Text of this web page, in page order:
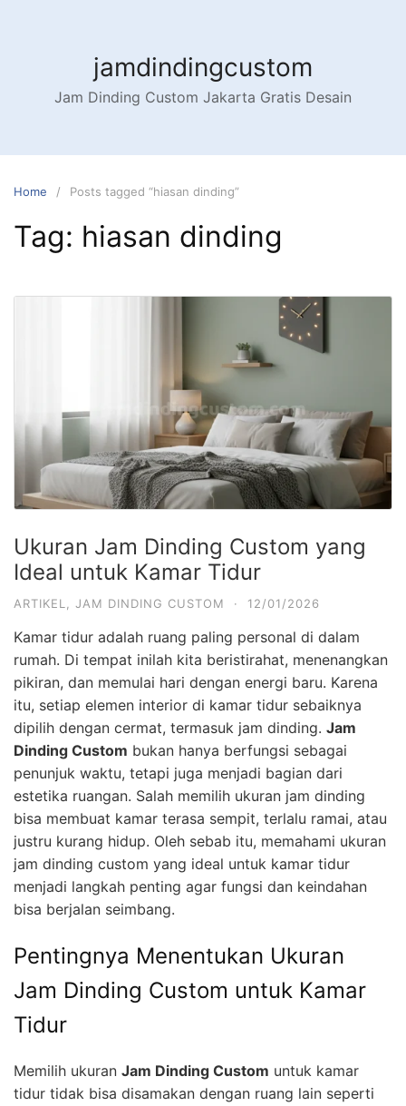
jamdindingcustom
Jam Dinding Custom Jakarta Gratis Desain
Home Posts tagged “hiasan dinding”
Tag: hiasan dinding
Ukuran Jam Dinding Custom yang
Ideal untuk Kamar Tidur
ARTIKEL JAM DINDING CUSTOM · 12/01/2026
Kamar tidur adalah ruang paling personal di dalam
rumah. Di tempat inilah kita beristirahat, menenangkan
pikiran, dan memulai hari dengan energi baru. Karena
itu, setiap elemen interior di kamar tidur sebaiknya
dipilih dengan cermat, termasuk jam dinding. Jam
Dinding Custom bukan hanya berfungsi sebagai
penunjuk waktu, tetapi juga menjadi bagian dari
estetika ruangan. Salah memilih ukuran jam dinding
bisa membuat kamar terasa sempit, terlalu ramai, atau
justru kurang hidup. Oleh sebab itu, memahami ukuran
jam dinding custom yang ideal untuk kamar tidur
menjadi langkah penting agar fungsi dan keindahan
bisa berjalan seimbang.
Pentingnya Menentukan Ukuran
Jam Dinding Custom untuk Kamar
Tidur
Memilih ukuran Jam Dinding Custom untuk kamar
tidur tidak bisa disamakan dengan ruang lain seperti